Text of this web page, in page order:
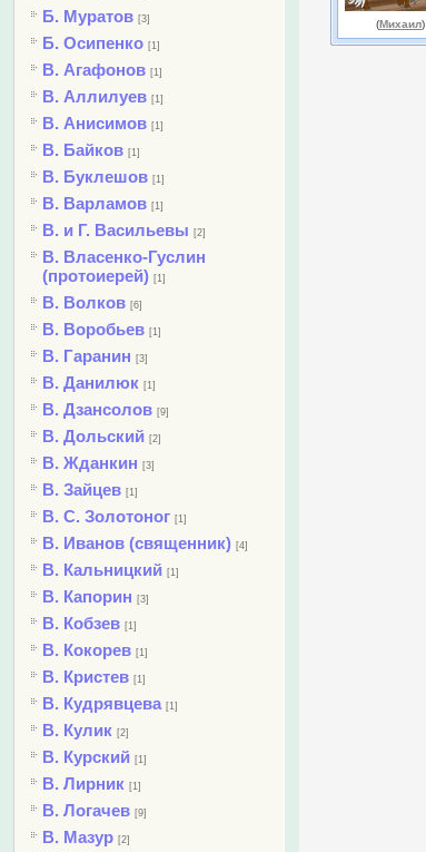
Б. Муратов [3]
Б. Осипенко [1]
В. Агафонов [1]
В. Аллилуев [1]
В. Анисимов [1]
В. Байков [1]
В. Буклешов [1]
В. Варламов [1]
В. и Г. Васильевы [2]
В. Власенко-Гуслин
(протоиерей) [1]
В. Волков [6]
В. Воробьев [1]
В. Гаранин [3]
В. Данилюк [1]
В. Дзансолов [9]
В. Дольский [2]
В. Жданкин [3]
В. Зайцев [1]
В. С. Золотоног [1]
В. Иванов (священник) [4]
В. Кальницкий [1]
В. Капорин [3]
В. Кобзев [1]
В. Кокорев [1]
В. Кристев [1]
В. Кудрявцева [1]
В. Кулик [2]
В. Курский [1]
В. Лирник [1]
В. Логачев [9]
В. Мазур [2]
(Михаил)